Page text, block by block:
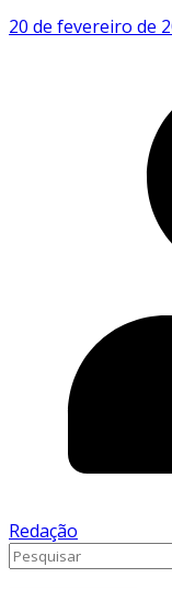
20 de fevereiro de
Redação